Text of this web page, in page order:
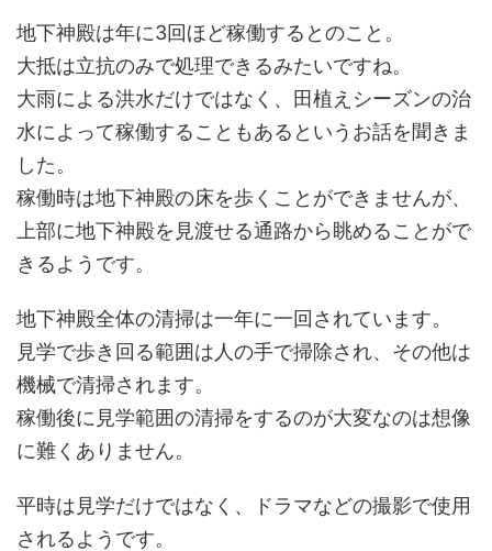
地下神殿は年に3回ほど稼働するとのこと。
大抵は立抗のみで処理できるみたいですね。
大雨による洪水だけではなく、田植えシーズンの治
水によって稼働することもあるというお話を聞きま
した。
稼働時は地下神殿の床を歩くことができませんが、
上部に地下神殿を見渡せる通路から眺めることがで
きるようです。
地下神殿全体の清掃は一年に一回されています。
見学で歩き回る範囲は人の手で掃除され、その他は
機械で清掃されます。
稼働後に見学範囲の清掃をするのが大変なのは想像
に難くありません。
平時は見学だけではなく、ドラマなどの撮影で使用
されるようです。